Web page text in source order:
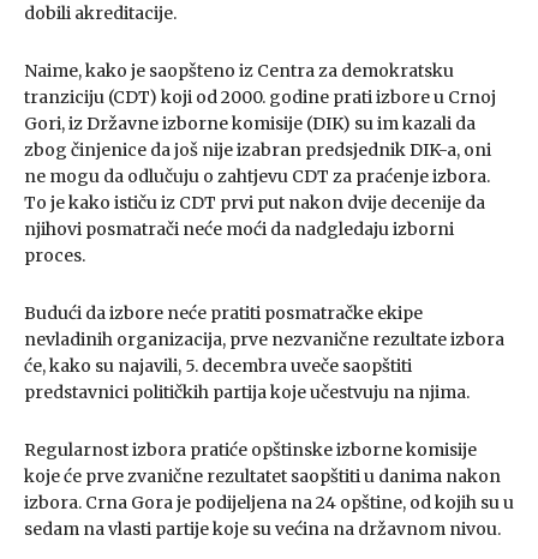
dobili akreditacije.
Naime, kako je saopšteno iz Centra za demokratsku
tranziciju (CDT) koji od 2000. godine prati izbore u Crnoj
Gori, iz Državne izborne komisije (DIK) su im kazali da
zbog činjenice da još nije izabran predsjednik DIK-a, oni
ne mogu da odlučuju o zahtjevu CDT za praćenje izbora.
To je kako ističu iz CDT prvi put nakon dvije decenije da
njihovi posmatrači neće moći da nadgledaju izborni
proces.
Budući da izbore neće pratiti posmatračke ekipe
nevladinih organizacija, prve nezvanične rezultate izbora
će, kako su najavili, 5. decembra uveče saopštiti
predstavnici političkih partija koje učestvuju na njima.
Regularnost izbora pratiće opštinske izborne komisije
koje će prve zvanične rezultatet saopštiti u danima nakon
izbora. Crna Gora je podijeljena na 24 opštine, od kojih su u
sedam na vlasti partije koje su većina na državnom nivou.